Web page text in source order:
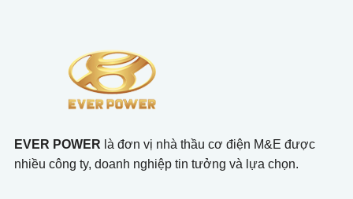
EVER POWER là đơn vị nhà thầu cơ điện M&E được
nhiều công ty, doanh nghiệp tin tưởng và lựa chọn.